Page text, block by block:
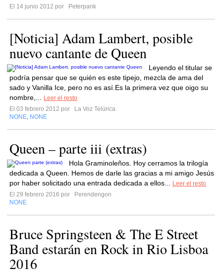
El 14 junio 2012 por
Peterpank
[Noticia] Adam Lambert, posible
nuevo cantante de Queen
Leyendo el titular se
podría pensar que se quién es este tipejo, mezcla de ama del
sado y Vanilla Ice, pero no es así.Es la primera vez que oigo su
nombre,...
Leer el resto
El 03 febrero 2012 por
La Voz Telúrica
NONE NONE
Queen – parte iii (extras)
Hola Graminoleños. Hoy cerramos la trilogía
dedicada a Queen. Hemos de darle las gracias a mi amigo Jesús
por haber solicitado una entrada dedicada a ellos...
Leer el resto
El 29 febrero 2016 por
Perendengon
NONE
Bruce Springsteen & The E Street
Band estarán en Rock in Rio Lisboa
2016